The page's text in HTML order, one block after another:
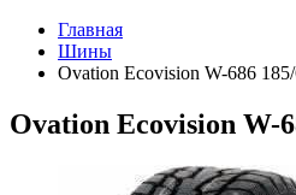
Главная
Шины
Ovation Ecovision W-686
Ovation Ecovision W-